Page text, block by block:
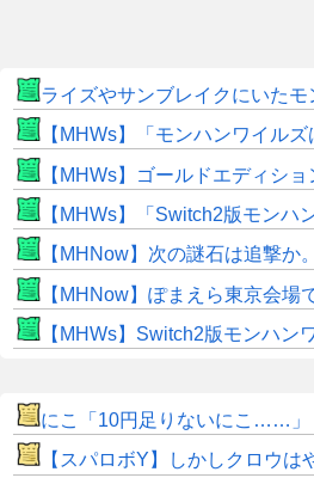
ライズやサンブレイクにいたモンスターを復
【MHWs】「モンハンワイルズはSwitch2にも出る！」👈こ
【MHWs】ゴールドエディションの値段今知っ
【MHWs】「Switch2版モンハンワイルズ
【MHNow】次の謎石は追撃か。次元臨界に使えな
【MHNow】ぽまえら東京会場
【MHWs】Switch2版モンハンワイ
にこ「10円足りないにこ……」
【スパロボY】しかしクロウはやっぱいいな